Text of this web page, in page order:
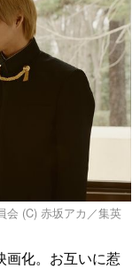
会 (C) 赤坂アカ／集英
画化。お互いに惹